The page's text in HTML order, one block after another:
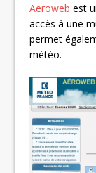
Aeroweb est
accès à une
permet
météo.